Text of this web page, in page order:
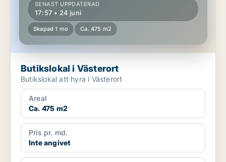
SENAST UPPDATERAD
17:57 • 24 juni
Skapad 1 mo Ca. 475 m2
Butikslokal i Västerort
Butikslokal att hyra i Västerort
Areal
Ca. 475 m2
Pris pr. md.
Inte angivet